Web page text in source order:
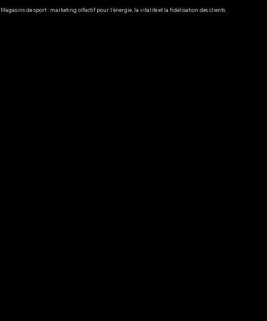
Magasins de sport : marketing olfactif pour l'énergie, la vitalité et la fidélisation des clients